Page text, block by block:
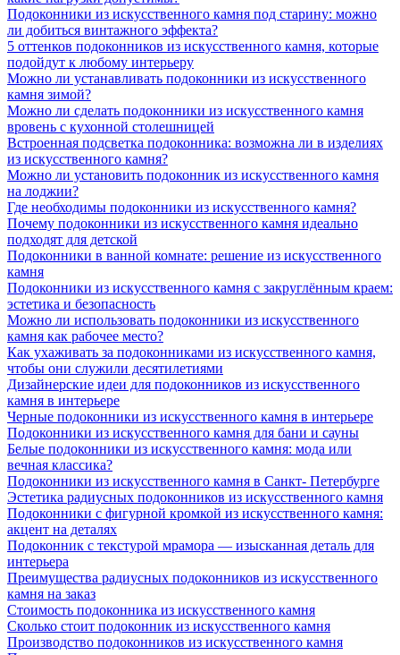
Подоконники из искусственного камня под старину: можно
ли добиться винтажного эффекта?
5 оттенков подоконников из искусственного камня, которые
подойдут к любому интерьеру
Можно ли устанавливать подоконники из искусственного
камня зимой?
Можно ли сделать подоконники из искусственного камня
вровень с кухонной столешницей
Встроенная подсветка подоконника: возможна ли в изделиях
из искусственного камня?
Можно ли установить подоконник из искусственного камня
на лоджии?
Где необходимы подоконники из искусственного камня?
Почему подоконники из искусственного камня идеально
подходят для детской
Подоконники в ванной комнате: решение из искусственного
камня
Подоконники из искусственного камня с закруглённым краем:
эстетика и безопасность
Можно ли использовать подоконники из искусственного
камня как рабочее место?
Как ухаживать за подоконниками из искусственного камня,
чтобы они служили десятилетиями
Дизайнерские идеи для подоконников из искусственного
камня в интерьере
Черные подоконники из искусственного камня в интерьере
Подоконники из искусственного камня для бани и сауны
Белые подоконники из искусственного камня: мода или
вечная классика?
Подоконники из искусственного камня в Санкт- Петербурге
Эстетика радиусных подоконников из искусственного камня
Подоконники с фигурной кромкой из искусственного камня:
акцент на деталях
Подоконник с текстурой мрамора — изысканная деталь для
интерьера
Преимущества радиусных подоконников из искусственного
камня на заказ
Стоимость подоконника из искусственного камня
Сколько стоит подоконник из искусственного камня
Производство подоконников из искусственного камня